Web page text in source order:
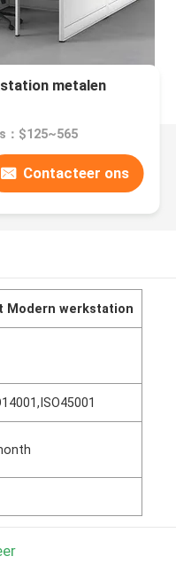
metalen
：$125~565
Contacteer ons
Modern werkstation